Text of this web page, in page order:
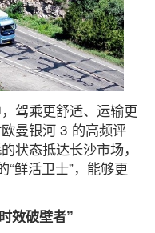
驾乘更舒适、运输更
曼银河 3 的高频评
状态抵达长沙市场，
鲜活卫士”，能够更
效破壁者”